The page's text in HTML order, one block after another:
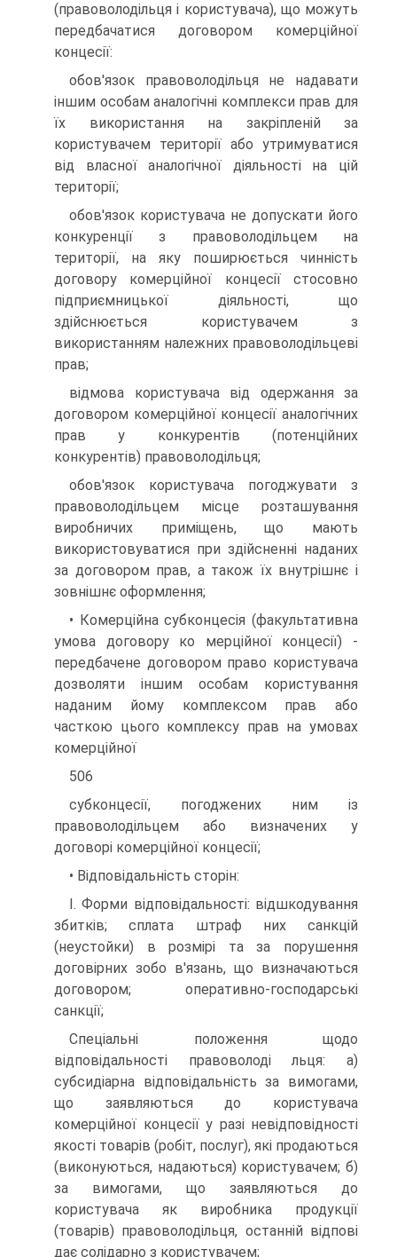
(правоволодільця і користувача), що можуть
передбачатися договором комерційної
концесії:
обов'язок правоволодільця не надавати
іншим особам аналогічні комплекси прав для
їх використання на закріпленій за
користувачем території або утримуватися
від власної аналогічної діяльності на цій
території;
обов'язок користувача не допускати його
конкуренції з правоволодільцем на
території, на яку поширюється чинність
договору комерційної концесії стосовно
підприємницької діяльності, що
здійснюється користувачем з
використанням належних правоволодільцеві
прав;
відмова користувача від одержання за
договором комерційної концесії аналогічних
прав у конкурентів (потенційних
конкурентів) правоволодільця;
обов'язок користувача погоджувати з
правоволодільцем місце розташування
виробничих приміщень, що мають
використовуватися при здійсненні наданих
за договором прав, а також їх внутрішнє і
зовнішнє оформлення;
• Комерційна субконцесія (факультативна
умова договору ко мерційної концесії) -
передбачене договором право користувача
дозволяти іншим особам користування
наданим йому комплексом прав або
часткою цього комплексу прав на умовах
комерційної
506
субконцесії, погоджених ним із
правоволодільцем або визначених у
договорі комерційної концесії;
• Відповідальність сторін:
I. Форми відповідальності: відшкодування
збитків; сплата штраф них санкцій
(неустойки) в розмірі та за порушення
договірних зобо в'язань, що визначаються
договором; оперативно-господарські
санкції;
Спеціальні положення щодо
відповідальності правоволоді льця: а)
субсидіарна відповідальність за вимогами,
що заявляються до користувача
комерційної концесії у разі невідповідності
якості товарів (робіт, послуг), які продаються
(виконуються, надаються) користувачем; б)
за вимогами, що заявляються до
користувача як виробника продукції
(товарів) правоволодільця, останній відпові
дає солідарно з користувачем;